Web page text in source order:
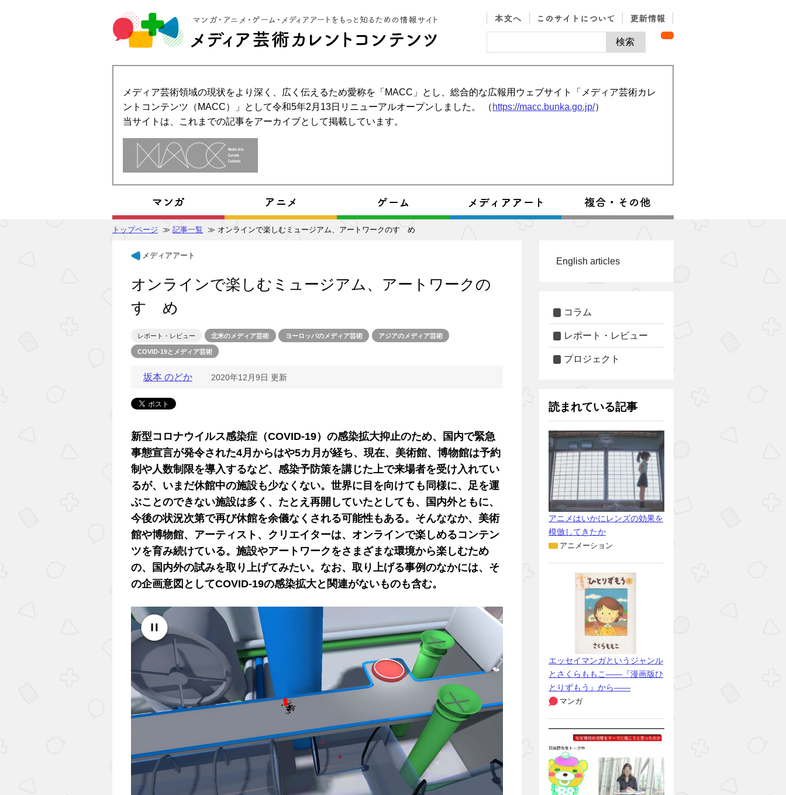
メディア芸術領域の現状をより深く、広く伝えるため愛称を「MACC」とし、総合的な広報用ウェブサイト「メディア芸術カレ
ントコンテンツ（MACC）」として令和5年2月13日リニューアルオープンしました。 （ https://macc.bunka.go.jp/）
当サイトは、これまでの記事をアーカイブとして掲載しています。
トップページ ≫ 記事一覧 ≫ オンラインで楽しむミュージアム、アートワークのすゝめ
メディアアート
オンラインで楽しむミュージアム、アートワークの
すゝめ
レポート・レビュー 北米のメディア芸術 ヨーロッパのメディア芸術 アジアのメディア芸術
COVID-19とメディア芸術
坂本 のどか 2020年12月9日 更新
新型コロナウイルス感染症（COVID-19）の感染拡大抑止のため、国内で緊急
事態宣言が発令された4月からはや5カ月が経ち、現在、美術館、博物館は予約
制や人数制限を導入するなど、感染予防策を講じた上で来場者を受け入れてい
るが、いまだ休館中の施設も少なくない。世界に目を向けても同様に、足を運
ぶことのできない施設は多く、たとえ再開していたとしても、国内外ともに、
今後の状況次第で再び休館を余儀なくされる可能性もある。そんななか、美術
館や博物館、アーティスト、クリエイターは、オンラインで楽しめるコンテン
ツを育み続けている。施設やアートワークをさまざまな環境から楽しむため
の、国内外の試みを取り上げてみたい。なお、取り上げる事例のなかには、そ
の企画意図としてCOVID-19の感染拡大と関連がないものも含む。
English articles
コラム
レポート・レビュー
プロジェクト
読まれている記事
アニメはいかにレンズの効果を
模倣してきたか
アニメーション
エッセイマンガというジャンル
とさくらももこ――『漫画版ひ
とりずもう』から――
マンガ